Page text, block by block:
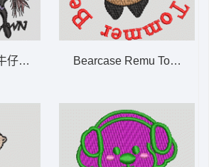
仔 骑马 Dust TO 西部牛仔Bearcase Remu Tommer